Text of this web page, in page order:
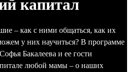
капитал
– как с ними общаться, как их
у них научиться? В программе
Бакалеева и ее гости
любой мамы – о наших